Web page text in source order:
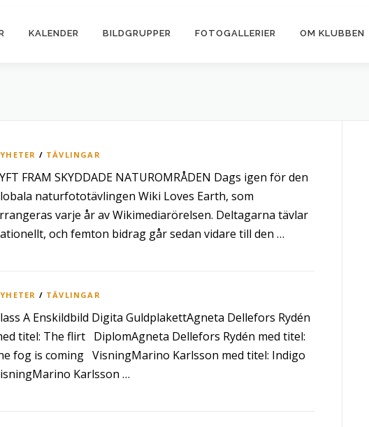
KALENDER BILDGRUPPER FOTOGALLERIER OM KLUBBEN
/ TÄVLINGAR
FRAM SKYDDADE NATUROMRÅDEN Dags igen för den
naturfototävlingen Wiki Loves Earth, som
varje år av Wikimediarörelsen. Deltagarna tävlar
och femton bidrag går sedan vidare till den …
/ TÄVLINGAR
A Enskildbild Digita GuldplakettAgneta Dellefors Rydén
titel: The flirt DiplomAgneta Dellefors Rydén med titel:
fog is coming VisningMarino Karlsson med titel: Indigo
Karlsson …